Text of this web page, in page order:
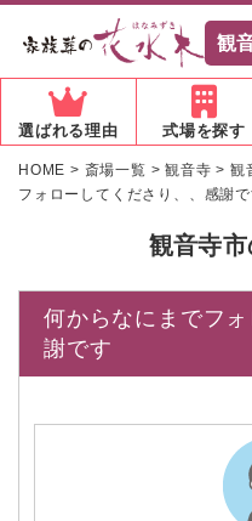
観
選ばれる理由 式場を探す
HOME > 斎場一覧 >観音寺 >観
フォローしてくださり、、感謝
観音寺
何からなにまでフ
謝です